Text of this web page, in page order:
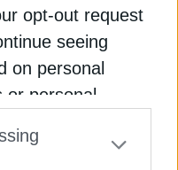
opt-out request
seeing
on personal
or personal
opt-out